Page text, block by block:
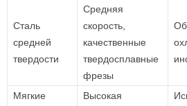
Сталь
средней
твердости
Средняя
скорость,
качественные
твердосплавные
фрезы
Мягкие
Высокая